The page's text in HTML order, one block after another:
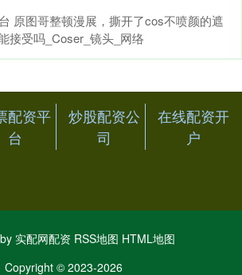
原图哥整顿漫展，撕开了cos不喷颜的遮
接受吗_Coser_镜头_网络
配资平
台
炒股配资公
司
在线配资开
户
实配网配资 RSS地图 HTML地图
Copyright © 2023-2026